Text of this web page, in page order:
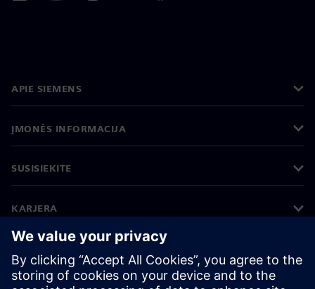
APIE SIEMENS
ĮMONĖS INFORMACIJA
SUSISIEKITE
KARJERA
©Siemens 2026